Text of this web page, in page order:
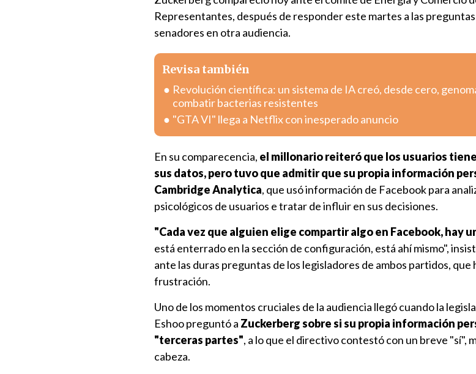
Representantes, después de responder este martes a las
senadores en otra audiencia.
Revisa también
Revolución científica: un sistema de IA creó, desde cero,
combatir bacterias resistentes
"GTA VI" llega a Netflix con inesperado anuncio
En su comparecencia, el millonario reiteró que los usuarios
sus datos, pero tuvo que admitir que su propia información
Cambridge Analytica, que usó información de Facebook para
psicológicos de usuarios e tratar de influir en sus decisiones.
"Cada vez que alguien elige compartir algo en Facebook, hay
está enterrado en la sección de configuración, está ahí mismo",
ante las duras preguntas de los legisladores de ambos partidos,
frustración.
Uno de los momentos cruciales de la audiencia llegó cuando la
Eshoo preguntó a Zuckerberg sobre si su propia información
"terceras partes", a lo que el directivo contestó con un breve "sí",
cabeza.